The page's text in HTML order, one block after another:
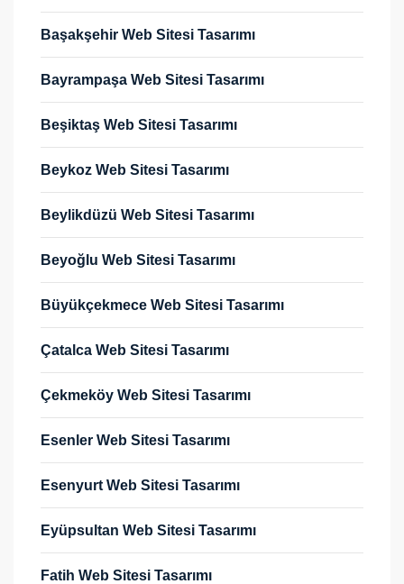
Başakşehir Web Sitesi Tasarımı
Bayrampaşa Web Sitesi Tasarımı
Beşiktaş Web Sitesi Tasarımı
Beykoz Web Sitesi Tasarımı
Beylikdüzü Web Sitesi Tasarımı
Beyoğlu Web Sitesi Tasarımı
Büyükçekmece Web Sitesi Tasarımı
Çatalca Web Sitesi Tasarımı
Çekmeköy Web Sitesi Tasarımı
Esenler Web Sitesi Tasarımı
Esenyurt Web Sitesi Tasarımı
Eyüpsultan Web Sitesi Tasarımı
Fatih Web Sitesi Tasarımı